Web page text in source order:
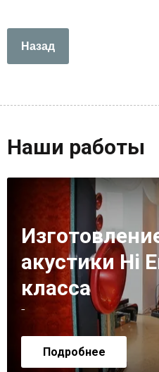
Назад
Наши работы
акустики Hi
класса
-
Подробнее